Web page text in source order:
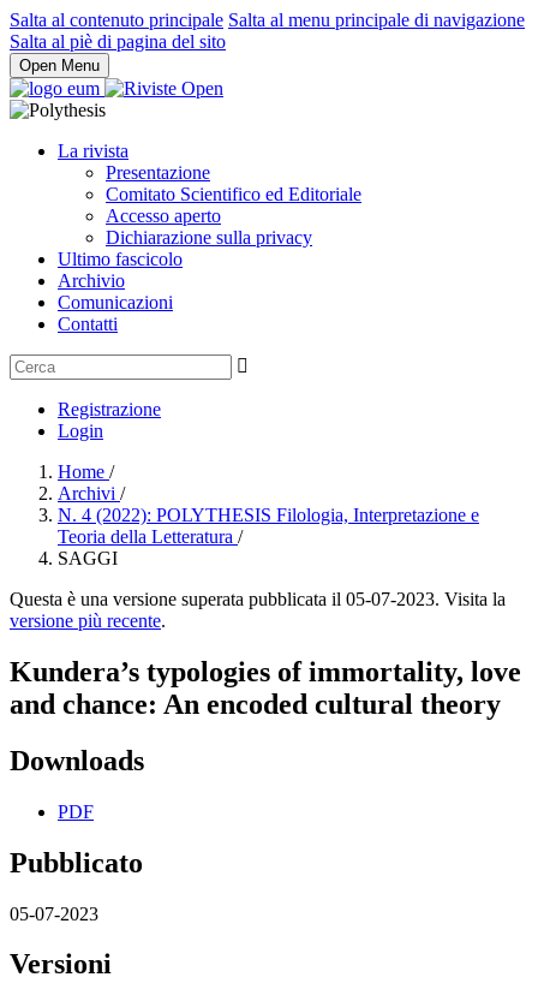
Salta al contenuto principale Salta al menu principale di navigazione
Salta al piè di pagina del sito
Open Menu
La rivista
Presentazione
Comitato Scientifico ed Editoriale
Accesso aperto
Dichiarazione sulla privacy
Ultimo fascicolo
Archivio
Comunicazioni
Contatti
Registrazione
Login
Home /
Archivi /
N. 4 (2022): POLYTHESIS Filologia, Interpretazione e
Teoria della Letteratura /
SAGGI
Questa è una versione superata pubblicata il 05-07-2023. Visita la
versione più recente.
Kundera’s typologies of immortality, love
and chance: An encoded cultural theory
Downloads
PDF
Pubblicato
05-07-2023
Versioni